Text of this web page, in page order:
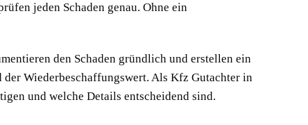
jeden Schaden genau. Ohne ein
den Schaden gründlich und erstellen ein
Wiederbeschaffungswert. Als Kfz Gutachter in
und welche Details entscheidend sind.